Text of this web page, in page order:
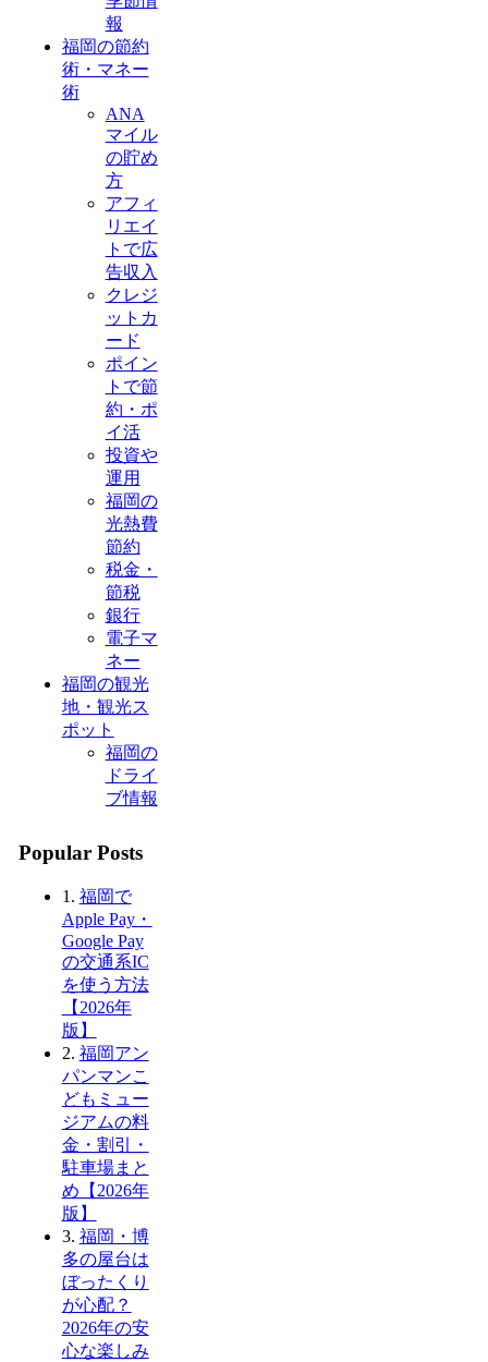
報
福岡の節約
術・マネー
術
ANA
マイル
の貯め
方
アフィ
リエイ
トで広
告収入
クレジ
ットカ
ード
ポイン
トで節
約・ポ
イ活
投資や
運用
福岡の
光熱費
節約
税金・
節税
銀行
電子マ
ネー
福岡の観光
地・観光ス
ポット
福岡の
ドライ
ブ情報
Popular Posts
1. 福岡で
Apple Pay・
Google Pay
の交通系IC
を使う方法
【2026年
版】
2. 福岡アン
パンマンこ
どもミュー
ジアムの料
金・割引・
駐車場まと
め【2026年
版】
3. 福岡・博
多の屋台は
ぼったくり
が心配？
2026年の安
心な楽しみ